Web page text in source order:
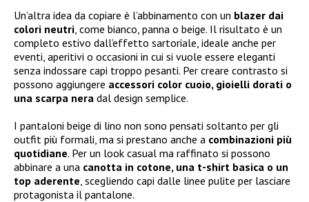
Un’altra idea da copiare è l’abbinamento con un blazer dai
colori neutri , come bianco, panna o beige. Il risultato è un
completo estivo dall’effetto sartoriale, ideale anche per
eventi, aperitivi o occasioni in cui si vuole essere eleganti
senza indossare capi troppo pesanti. Per creare contrasto si
possono aggiungere accessori color cuoio, gioielli dorati o
una scarpa nera dal design semplice.
I pantaloni beige di lino non sono pensati soltanto per gli
outfit più formali, ma si prestano anche a combinazioni più
quotidiane. Per un look casual ma raffinato si possono
abbinare a una canotta in cotone, una t-shirt basica o un
top aderente , scegliendo capi dalle linee pulite per lasciare
protagonista il pantalone.